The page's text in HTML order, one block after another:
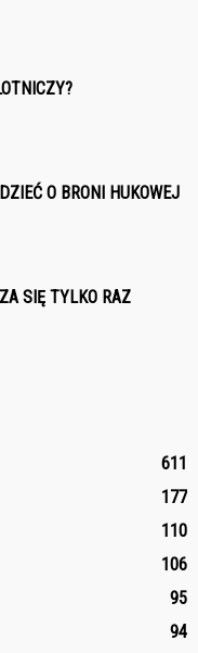
O BRONI HUKOWEJ
SIĘ TYLKO RAZ
611
177
110
106
95
94